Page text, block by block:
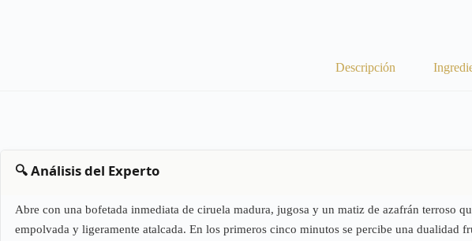
Descripción
🔍 Análisis del Experto
Abre con una bofetada inmediata de ciruela madura, jugosa y un matiz de azafrán
empolvada y ligeramente atalcada. En los primeros cinco minutos se percibe una dualidad